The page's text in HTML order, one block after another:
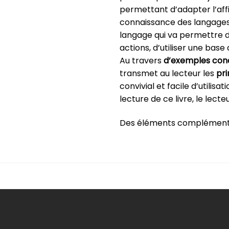
permettant d’adapter
connaissance des
langage qui va permettre
actions, d’utiliser une
Au traversd’exemples
transmet au lecteur les
convivial et facile
lecture de ce livre, le
Des éléments